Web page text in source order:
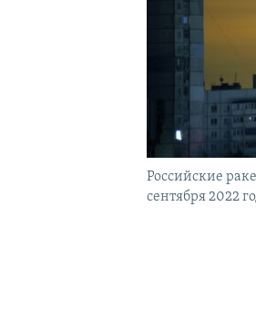
Российские
сентября 2022